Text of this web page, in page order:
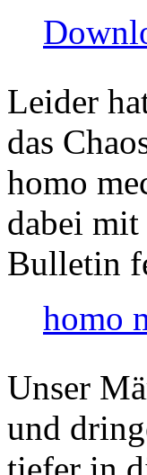
Leider
das
homo
dabei
Bulletin
homo
Unser
und